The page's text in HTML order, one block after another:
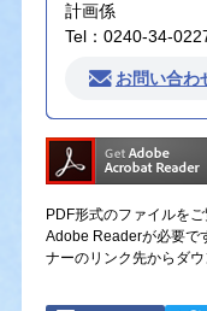
計画係
Tel：0240-34-
お問い合わ
PDF形式のファイルを
Adobe Readerが必要で
ナーのリンク先からダ